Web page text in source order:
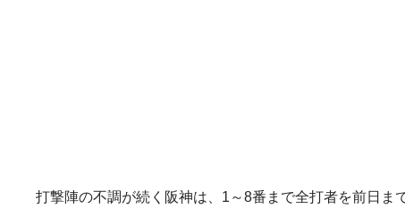
打撃陣の不調が続く阪神は、1～8番まで全打者を前日ま